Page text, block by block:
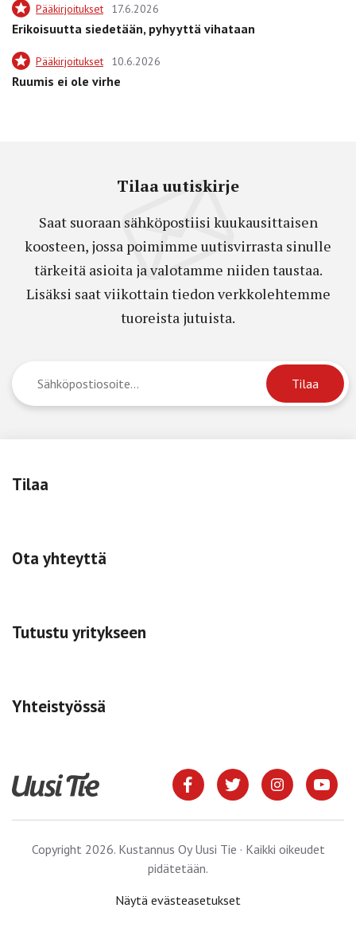
Pääkirjoitukset 17.6.2026
Erikoisuutta siedetään, pyhyyttä vihataan
Pääkirjoitukset 10.6.2026
Ruumis ei ole virhe
Tilaa uutiskirje
Saat suoraan sähköpostiisi kuukausittaisen
koosteen, jossa poimimme uutisvirrasta sinulle
tärkeitä asioita ja valotamme niiden taustaa.
Lisäksi saat viikottain tiedon verkkolehtemme
tuoreista jutuista.
Tilaa
Ota yhteyttä
Tutustu yritykseen
Yhteistyössä
Copyright 2026. Kustannus Oy Uusi Tie · Kaikki oikeudet
pidätetään.
Näytä evästeasetukset